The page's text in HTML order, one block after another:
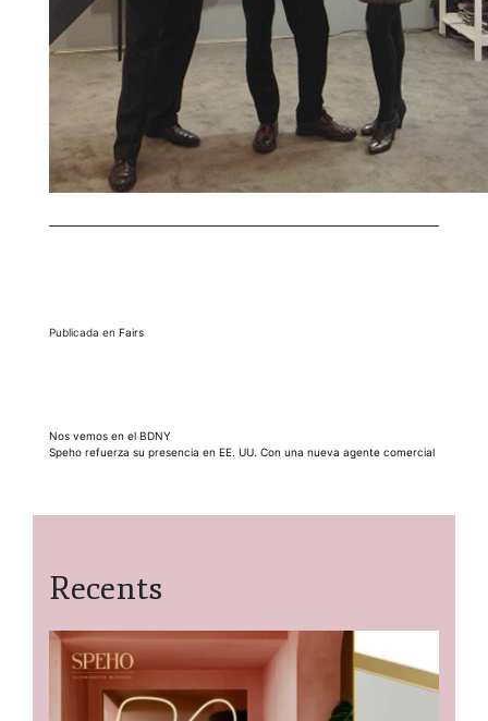
Publicada en Fairs
Navegación
Nos vemos en el BDNY
Speho refuerza su presencia en EE. UU. Con una nueva agente comercial
Recents